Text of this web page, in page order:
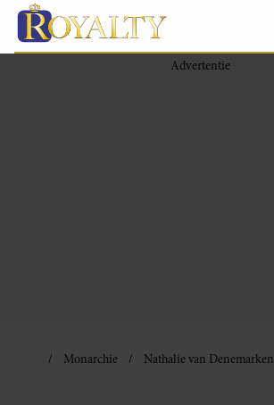
Monarchie Nathalie van Denemarken